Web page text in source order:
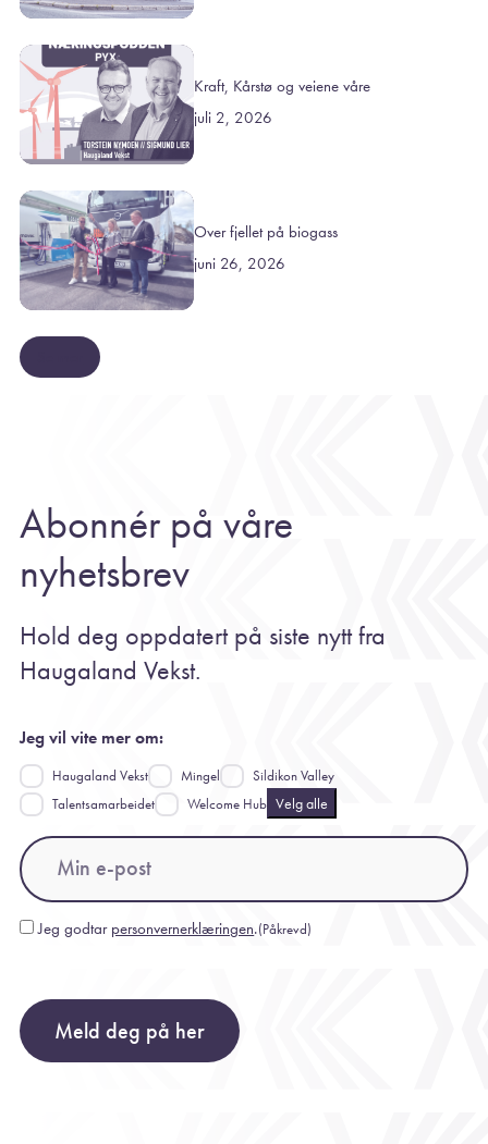
Kraft, Kårstø og veiene våre
juli 2, 2026
Over fjellet på biogass
juni 26, 2026
Abonnér på våre
nyhetsbrev
Hold deg oppdatert på siste nytt fra
Haugaland Vekst.
Jeg vil vite mer om:
Haugaland Vekst Mingel
Sildikon Valley
Talentsamarbeidet
Welcome Hub Velg alle
Email
Consent(Påkrevd)
Jeg godtar personvernerklæringen.(Påkrevd)
Meld deg på her